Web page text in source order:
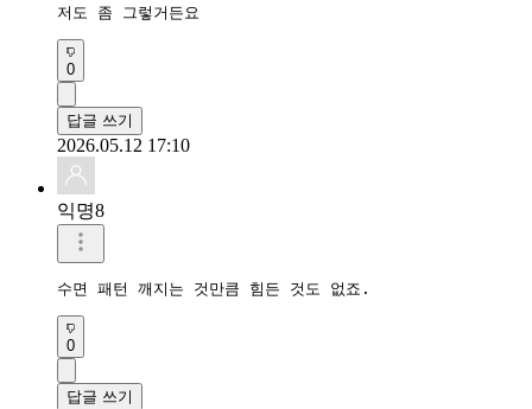
저도 좀 그렇거든요
0
답글 쓰기
2026.05.12 17:10
익명8
수면 패턴 깨지는 것만큼 힘든 것도 없죠.
0
답글 쓰기